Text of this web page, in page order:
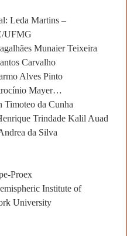
Leda Martins –
UFMG
Munaier Teixeira
Carvalho
Alves Pinto
Mayer…
Timoteo da Cunha
Trindade Kalil Auad
da Silva
Proex
Institute of
University